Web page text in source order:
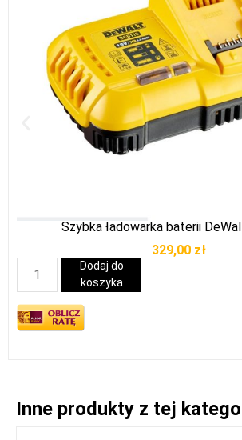
Szybka ładowarka baterii
329,00 zł
Dodaj do
koszyka
Inne produkty z tej